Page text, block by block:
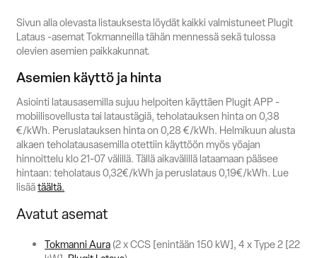
Sivun alla olevasta listauksesta löydät kaikki valmistuneet Plugit
Lataus -asemat Tokmanneilla tähän mennessä sekä tulossa
olevien asemien paikkakunnat.
Asemien käyttö ja hinta
Asiointi latausasemilla sujuu helpoiten käyttäen Plugit APP -
mobiilisovellusta tai lataustägiä, teholatauksen hinta on 0,38
€/kWh. Peruslatauksen hinta on 0,28 €/kWh. Helmikuun alusta
alkaen teholatausasemilla otettiin käyttöön myös yöajan
hinnoittelu klo 21-07 välillä. Tällä aikavälillä lataamaan pääsee
hintaan: teholataus 0,32€/kWh ja peruslataus 0,19€/kWh. Lue
lisäätäältä.
Avatut asemat
Tokmanni Aura(2 x CCS [enintään 150 kW], 4 x Type 2 [22